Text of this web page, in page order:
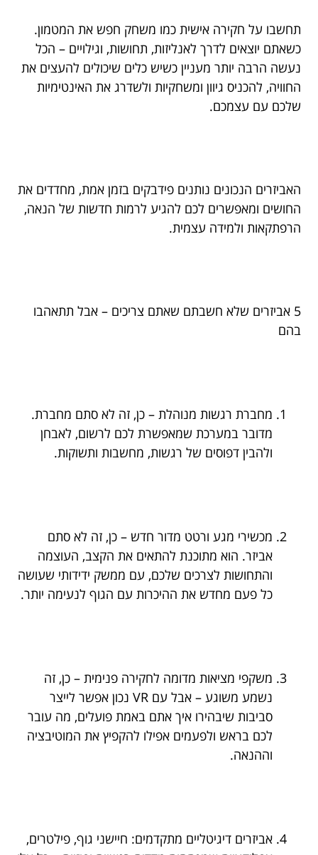
תחשבו על חקירה אישית כמו משחק חפש את המטמון.
כשאתם יוצאים לדרך לאנליזות, תחושות, וגילויים – הכל
נעשה הרבה יותר מעניין כשיש כלים שיכולים להעצים את
החוויה, להכניס גיוון ומשחקיות ולשדרג את האינטימיות
שלכם עם עצמכם.
האביזרים הנכונים נותנים פידבקים בזמן אמת, מחדדים את
החושים ומאפשרים לכם להגיע לרמות חדשות של הנאה,
הרפתקאות ולמידה עצמית.
5 אביזרים שלא חשבתם שאתם צריכים – אבל תתאהבו
בהם
מחברת רגשות מנוהלת – כן, זה לא סתם מחברת.
מדובר במערכת שמאפשרת לכם לרשום, לאבחן
ולהבין דפוסים של רגשות, מחשבות ותשוקות.
מכשירי מגע ורטט מדור חדש – כן, זה לא סתם
אביזר. הוא מתוכנת להתאים את הקצב, העוצמה
והתחושות לצרכים שלכם, עם ממשק ידידותי שעושה
כל פעם מחדש את ההיכרות עם הגוף לנעימה יותר.
משקפי מציאות מדומה לחקירה פנימית – כן, זה
נשמע משוגע – אבל עם VR נכון אפשר לייצר
סביבות שיבהירו איך אתם באמת פועלים, מה עובר
לכם בראש ולפעמים אפילו להקפיץ את המוטיבציה
וההנאה.
אביזרים דיגיטליים מתקדמים: חיישני גוף, פילטרים,